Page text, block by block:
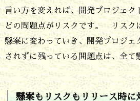
リ
ス
ク
は
来
言い方を変えれば、開発プロジェク
どの問題点がリスクです。 リスク
懸案に変わっていき、開発プロジェ
されずに残っている問題点は、全て
懸案もリスクもリリース時に